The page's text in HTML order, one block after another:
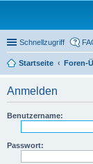
Schnellzugriff
Startseite
Foren-
Anmelden
Benutzername:
Passwort: